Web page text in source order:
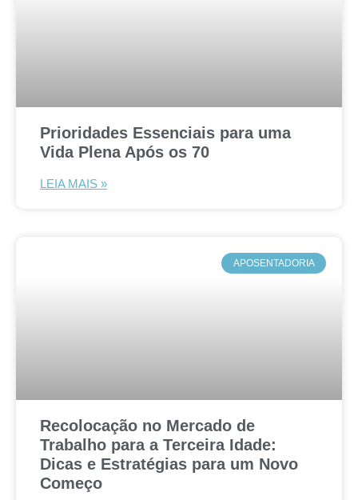
Prioridades Essenciais para uma
Vida Plena Após os 70
LEIA MAIS »
APOSENTADORIA
Recolocação no Mercado de
Trabalho para a Terceira Idade:
Dicas e Estratégias para um Novo
Começo